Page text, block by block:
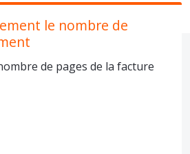
le nombre de
de pages de la facture